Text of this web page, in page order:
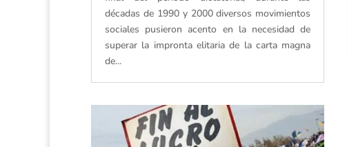
décadas de 1990 y 2000 diversos movimientos
sociales pusieron acento en la necesidad de
superar la impronta elitaria de la carta magna
de...